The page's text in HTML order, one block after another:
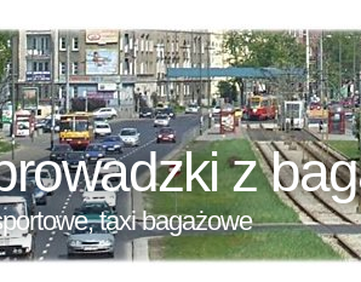
z
taxi bagażowe